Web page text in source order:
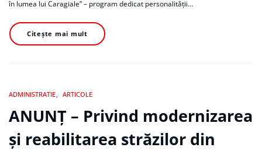
în lumea lui Caragiale” – program dedicat personalității…
Citește mai mult
ADMINISTRATIE ARTICOLE
ANUNȚ – Privind modernizarea
și reabilitarea străzilor din